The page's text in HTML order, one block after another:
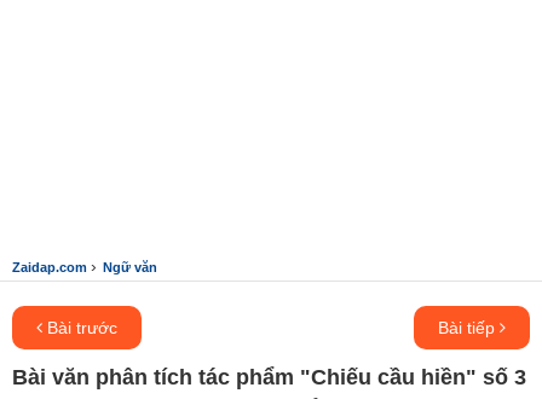
Zaidap.com › Ngữ văn
Bài trước Bài tiếp
Bài văn phân tích tác phẩm "Chiếu cầu hiền" số 3